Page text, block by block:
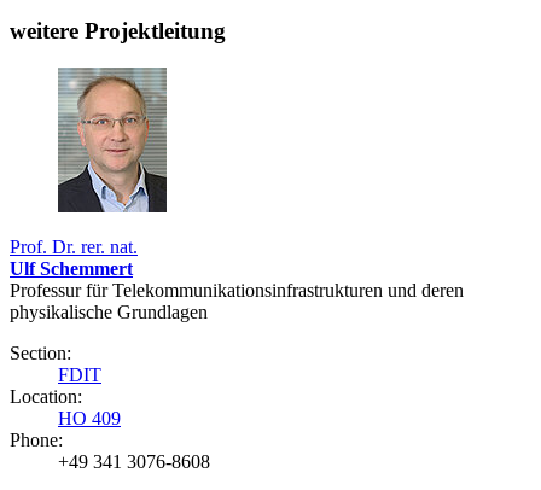
weitere Projektleitung
Prof. Dr. rer. nat.
Ulf Schemmert
Professur für Telekommunikationsinfrastrukturen und deren
physikalische Grundlagen
Section:
FDIT
Location:
HO 409
Phone:
+49 341 3076-8608